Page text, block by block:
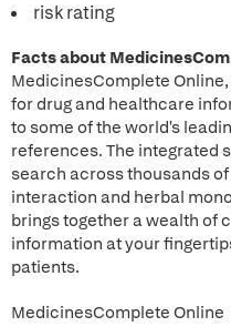
risk rating
Facts about
MedicinesComplete
for drug and healthcare
to some of the world's
references. The integrated
search across thousands
interaction and herbal
brings together a wealth of
information at your
patients.
MedicinesComplete Online